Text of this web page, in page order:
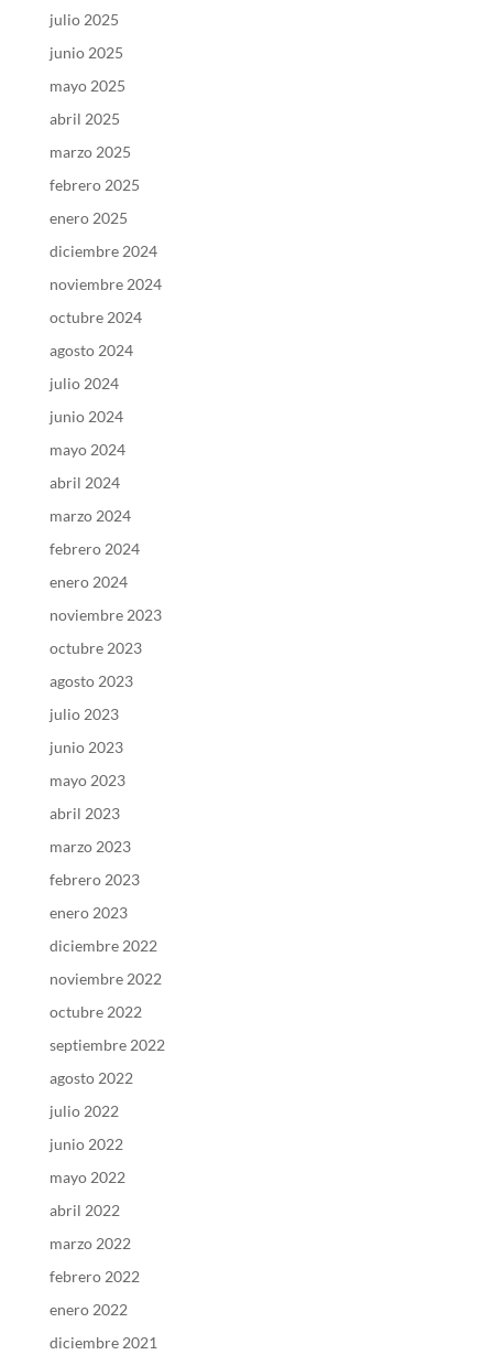
julio 2025
junio 2025
mayo 2025
abril 2025
marzo 2025
febrero 2025
enero 2025
diciembre 2024
noviembre 2024
octubre 2024
agosto 2024
julio 2024
junio 2024
mayo 2024
abril 2024
marzo 2024
febrero 2024
enero 2024
noviembre 2023
octubre 2023
agosto 2023
julio 2023
junio 2023
mayo 2023
abril 2023
marzo 2023
febrero 2023
enero 2023
diciembre 2022
noviembre 2022
octubre 2022
septiembre 2022
agosto 2022
julio 2022
junio 2022
mayo 2022
abril 2022
marzo 2022
febrero 2022
enero 2022
diciembre 2021